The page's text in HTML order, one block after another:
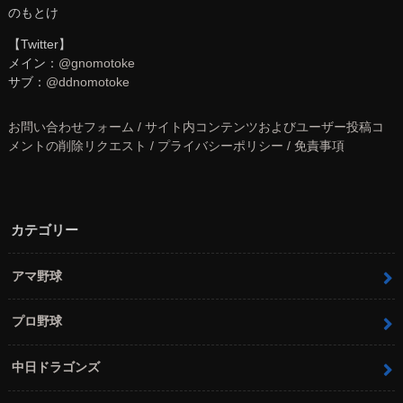
のもとけ
【Twitter】
メイン： @gnomotoke
サブ： @ddnomotoke
お問い合わせフォーム / サイト内コンテンツおよびユーザー投稿コ
メントの削除リクエスト / プライバシーポリシー / 免責事項
カテゴリー
アマ野球
プロ野球
中日ドラゴンズ